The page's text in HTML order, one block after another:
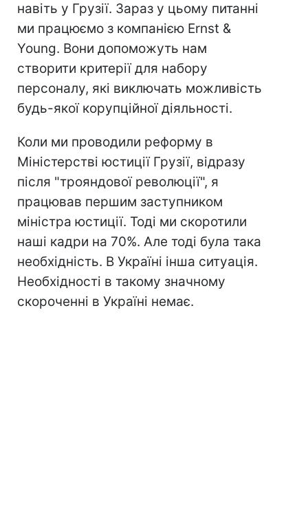
навіть у Грузії. Зараз у цьому питанні
ми працюємо з компанією Ernst &
Young. Вони допоможуть нам
створити критерії для набору
персоналу, які виключать можливість
будь-якої корупційної діяльності.
Коли ми проводили реформу в
Міністерстві юстиції Грузії, відразу
після "трояндової революції", я
працював першим заступником
міністра юстиції. Тоді ми скоротили
наші кадри на 70%. Але тоді була така
необхідність. В Україні інша ситуація.
Необхідності в такому значному
скороченні в Україні немає.